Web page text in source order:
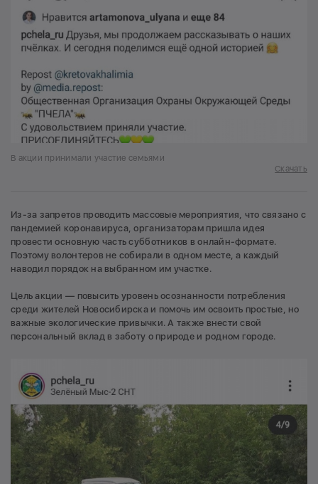
В акции принимали участие семьями
Скачать
Из-за запретов проводить массовые мероприятия, что связано с
пандемией коронавируса, организаторам пришла идея
провести основную часть субботников в онлайн-формате.
Поэтому волонтеров не собирали в одном месте, а каждый
наводил порядок на выбранном им участке.
Цель акции — повысить уровень осознанности потребления
среди жителей Новосибирска и помочь им освоить простые, но
важные экологические привычки. А также внести свой
персональный вклад в заботу о природе и родном городе.